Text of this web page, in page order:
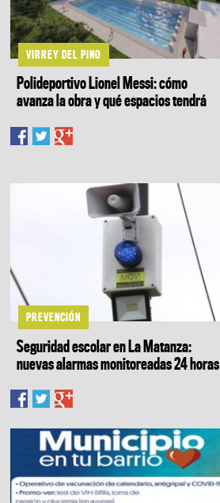
VIRREY DEL PINO
Polideportivo Lionel Messi: cómo
avanza la obra y qué espacios tendrá
PREVENCIÓN
Seguridad escolar en La Matanza:
nuevas alarmas monitoreadas 24 horas